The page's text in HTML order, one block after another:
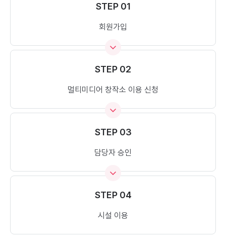
STEP 01
회원가입
STEP 02
멀티미디어 창작소 이용 신청
STEP 03
담당자 승인
STEP 04
시설 이용